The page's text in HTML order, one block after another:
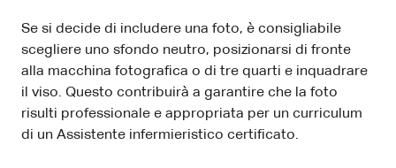
Se si decide di includere una foto, è consigliabile
scegliere uno sfondo neutro, posizionarsi di fronte
alla macchina fotografica o di tre quarti e inquadrare
il viso. Questo contribuirà a garantire che la foto
risulti professionale e appropriata per un curriculum
di un Assistente infermieristico certificato.